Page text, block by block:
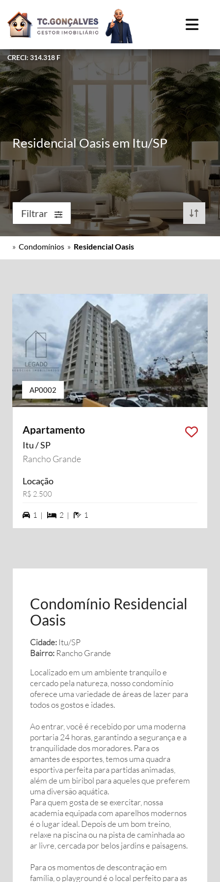
CRECI: 314.318 F
Residencial Oasis em Itu/SP
Filtrar
» Condomínios » Residencial Oasis
AP0002
Apartamento
Itu / SP
Rancho Grande
Locação
R$ 2.500
1 vagas na garagem
1 | 2 dormiórios
2 | 1 banheiros
1
Condomínio Residencial
Oasis
Cidade: Itu/SP
Bairro: Rancho Grande
Localizado em um ambiente tranquilo e
cercado pela natureza, nosso condomínio
oferece uma variedade de áreas de lazer para
todos os gostos e idades.
Ao entrar, você é recebido por uma moderna
portaria 24 horas, garantindo a segurança e a
tranquilidade dos moradores. Para os
amantes de esportes, temos uma quadra
esportiva perfeita para partidas animadas,
além de um biribol para aqueles que preferem
uma diversão aquática.
Para quem gosta de se exercitar, nossa
academia equipada com aparelhos modernos
é o lugar ideal. Depois de um bom treino,
relaxe na piscina ou na pista de caminhada ao
ar livre, cercada por belos jardins e paisagens.
Para os momentos de descontração em
família, o playground é o local perfeito para as